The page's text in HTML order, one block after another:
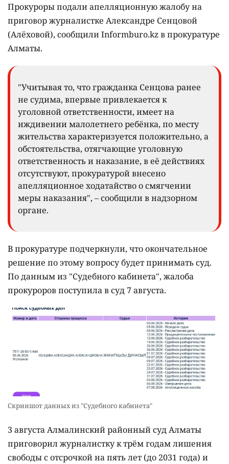
Прокуроры подали апелляционную жалобу на
приговор журналистке Александре Сенцовой
(Алёховой), сообщили Informburo.kz в прокуратуре
Алматы.
"Учитывая то, что гражданка Сенцова ранее
не судима, впервые привлекается к
уголовной ответственности, имеет на
иждивении малолетнего ребёнка, по месту
жительства характеризуется положительно, а
обстоятельства, отягчающие уголовную
ответственность и наказание, в её действиях
отсутствуют, прокуратурой внесено
апелляционное ходатайство о смягчении
меры наказания", – сообщили в надзорном
органе.
В прокуратуре подчеркнули, что окончательное
решение по этому вопросу будет принимать суд.
По данным из "Судебного кабинета", жалоба
прокуроров поступила в суд 7 августа.
Скриншот данных из "Судебного кабинета"
3 августа Алмалинский районный суд Алматы
приговорил журналистку к трём годам лишения
свободы с отсрочкой на пять лет (до 2031 года) и